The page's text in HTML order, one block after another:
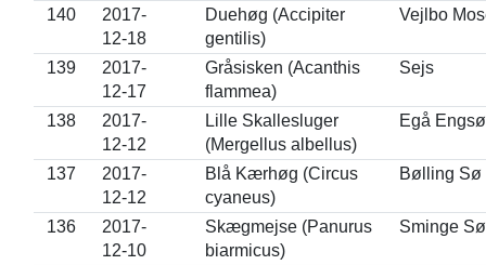
140
2017-
12-18
Duehøg (Accipiter
gentilis)
Vejlbo
139
2017-
12-17
Gråsisken (Acanthis
flammea)
Sejs
138
2017-
12-12
Lille Skallesluger
(Mergellus albellus)
Egå Engsø
137
2017-
12-12
Blå Kærhøg (Circus
cyaneus)
Bølling Sø
136
2017-
12-10
Skægmejse (Panurus
biarmicus)
Sminge Sø